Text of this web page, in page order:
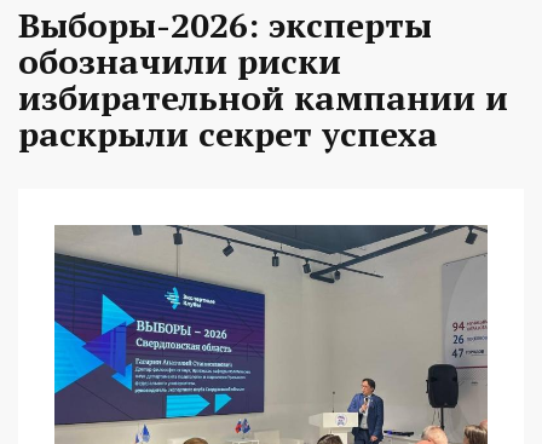
Выборы-2026: эксперты
обозначили риски
избирательной кампании и
раскрыли секрет успеха